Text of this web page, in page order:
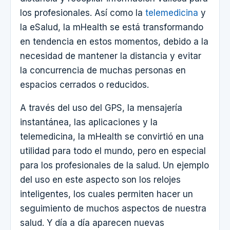
los profesionales. Así como la telemedicina y
la eSalud, la mHealth se está transformando
en tendencia en estos momentos, debido a la
necesidad de mantener la distancia y evitar
la concurrencia de muchas personas en
espacios cerrados o reducidos.
A través del uso del GPS, la mensajería
instantánea, las aplicaciones y la
telemedicina, la mHealth se convirtió en una
utilidad para todo el mundo, pero en especial
para los profesionales de la salud. Un ejemplo
del uso en este aspecto son los relojes
inteligentes, los cuales permiten hacer un
seguimiento de muchos aspectos de nuestra
salud. Y día a día aparecen nuevas